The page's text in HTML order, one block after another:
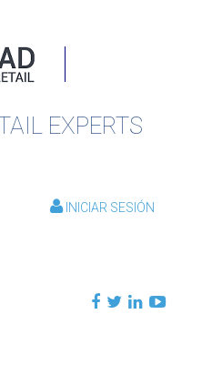
EXPERTS
INICIAR SESIÓN